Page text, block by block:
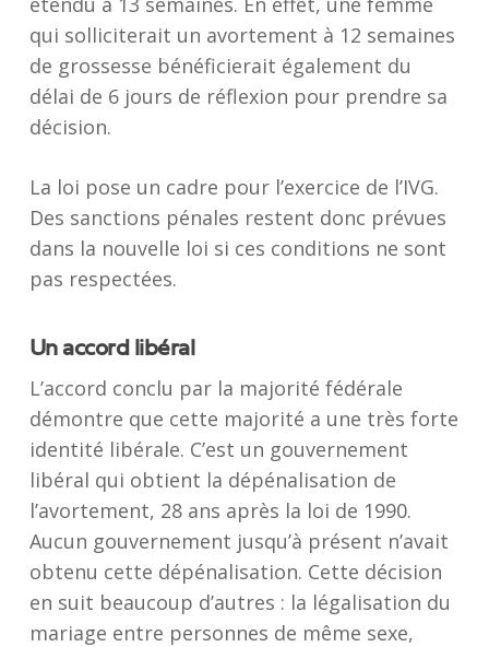
qui solliciterait un avortement à 12 semaines
de grossesse bénéficierait également du
délai de 6 jours de réflexion pour prendre sa
décision.
La loi pose un cadre pour l’exercice de l’IVG.
Des sanctions pénales restent donc prévues
dans la nouvelle loi si ces conditions ne sont
pas respectées.
Un accord libéral
L’accord conclu par la majorité fédérale
démontre que cette majorité a une très forte
identité libérale. C’est un gouvernement
libéral qui obtient la dépénalisation de
l’avortement, 28 ans après la loi de 1990.
Aucun gouvernement jusqu’à présent n’avait
obtenu cette dépénalisation. Cette décision
en suit beaucoup d’autres : la légalisation du
mariage entre personnes de même sexe,